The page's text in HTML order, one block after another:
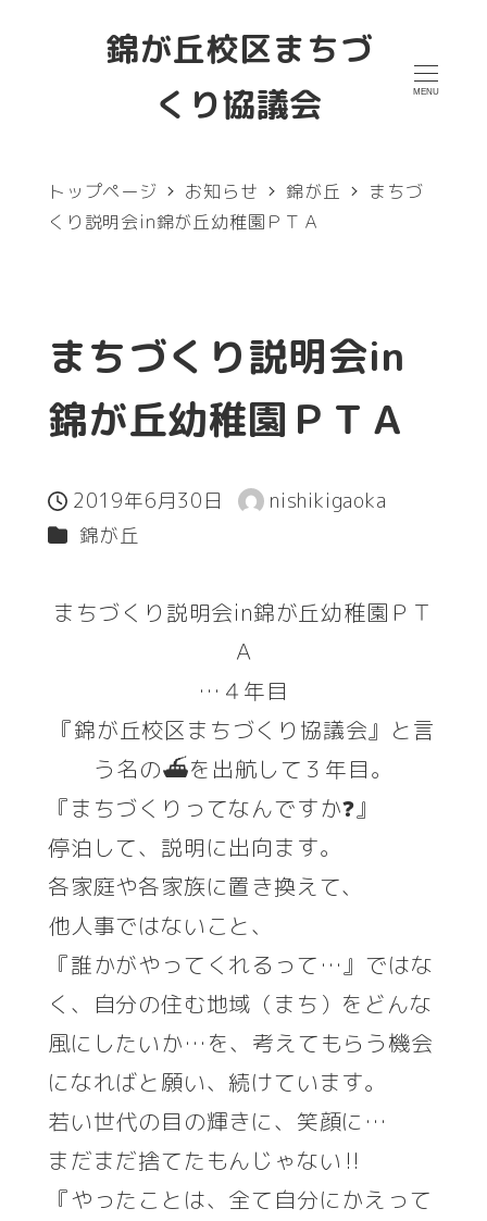
錦が丘校区まちづ
くり協議会
MENU
トップページ お知らせ 錦が丘
まちづ
くり説明会in錦が丘幼稚園ＰＴＡ
まちづくり説明会in
錦が丘幼稚園ＰＴＡ
投稿日
2019年6月30日
著
nishikigaoka
カテゴリー
錦が丘
まちづくり説明会in錦が丘幼稚園ＰＴ
Ａ
…４年目
『錦が丘校区まちづくり協議会』と言
う名の⛴️を出航して３年目。
『まちづくりってなんですか❓』
停泊して、説明に出向ます。
各家庭や各家族に置き換えて、
他人事ではないこと、
『誰かがやってくれるって…』ではな
く、自分の住む地域（まち）をどんな
風にしたいか…を、考えてもらう機会
になればと願い、続けています。
若い世代の目の輝きに、笑顔に…
まだまだ捨てたもんじゃない‼️
『やったことは、全て自分にかえって